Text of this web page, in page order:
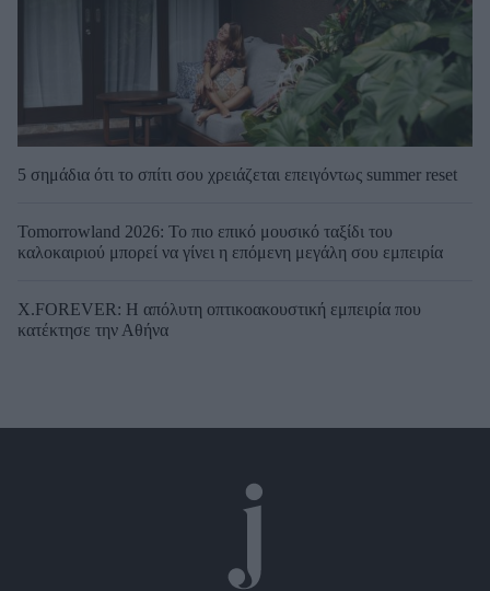
5 σημάδια ότι το σπίτι σου χρειάζεται επειγόντως summer reset
Tomorrowland 2026: Το πιο επικό μουσικό ταξίδι του
καλοκαιριού μπορεί να γίνει η επόμενη μεγάλη σου εμπειρία
X.FOREVER: Η απόλυτη οπτικοακουστική εμπειρία που
κατέκτησε την Αθήνα